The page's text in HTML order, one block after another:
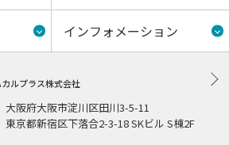
インフォメーション
カルプラス株式会社
阪府大阪市淀川区田川3-5-11
京都新宿区下落合2-3-18 SKビル S棟2F